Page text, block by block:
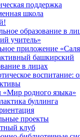
поддержка
школа
образование в
учитель»
приложение
башкирский
в лицах
воспитание:
«Мир родного языка»
буллинга
проекты
клуб